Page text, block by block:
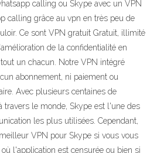
calling ou Skype avec un VPN
calling grâce au vpn en très peu de
Ce sont VPN gratuit Gratuit, illimité
de la confidentialité en
un chacun. Notre VPN intégré
abonnement, ni paiement ou
Avec plusieurs centaines de
travers le monde, Skype est l'une des
les plus utilisées. Cependant,
VPN pour Skype si vous vous
l'application est censurée ou bien si